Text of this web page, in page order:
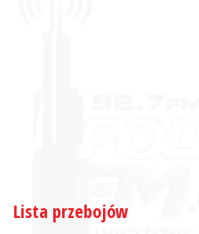
Lista przebojów